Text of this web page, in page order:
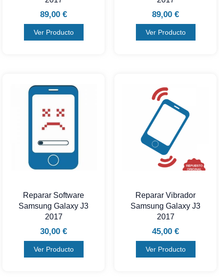
89,00 €
Ver Producto
89,00 €
Ver Producto
Reparar Software
Samsung Galaxy J3
2017
30,00 €
Ver Producto
Reparar Vibrador
Samsung Galaxy J3
2017
45,00 €
Ver Producto